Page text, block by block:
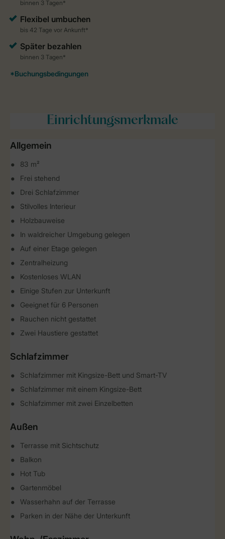
Einrichtungsmerkmale
Allgemein
83 m²
Frei stehend
Drei Schlafzimmer
Stilvolles Interieur
Holzbauweise
In waldreicher Umgebung gelegen
Auf einer Etage gelegen
Zentralheizung
Kostenloses WLAN
Einige Stufen zur Unterkunft
Geeignet für 6 Personen
Rauchen nicht gestattet
Zwei Haustiere gestattet
Schlafzimmer
Schlafzimmer mit Kingsize-Bett und Smart-TV
Schlafzimmer mit einem Kingsize-Bett
Schlafzimmer mit zwei Einzelbetten
Außen
Terrasse mit Sichtschutz
Balkon
Hot Tub
Gartenmöbel
Wasserhahn auf der Terrasse
Parken in der Nähe der Unterkunft